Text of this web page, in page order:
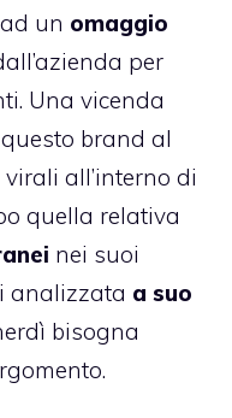
un omaggio
per
Una vicenda
brand al
all’interno di
quella relativa
nei suoi
analizzata a suo
bisogna